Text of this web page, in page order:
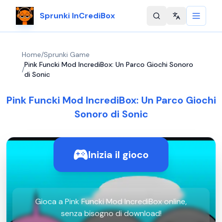
Sprunki InCrediBox Change
Home/Sprunki Game
/
Pink Funcki Mod IncrediBox: Un Parco Giochi Sonoro
di Sonic
Pink Funcki Mod IncrediBox: Un Parco Giochi
Sonoro di Sonic
Inizia il gioco
Gioca a Pink Funcki Mod IncrediBox online,
senza bisogno di download!